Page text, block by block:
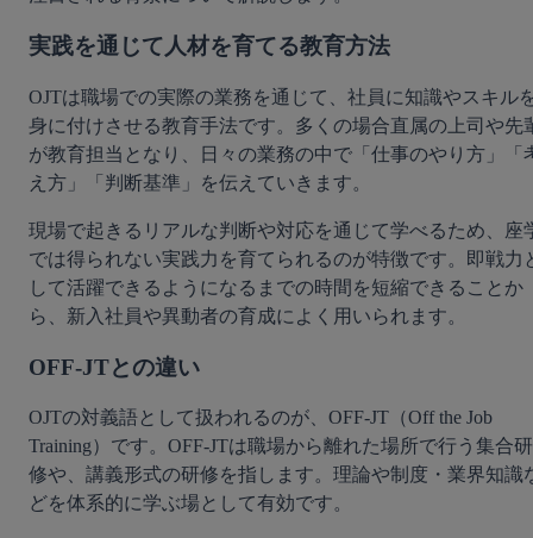
実践を通じて人材を育てる教育方法
OJTは職場での実際の業務を通じて、社員に知識やスキル
身に付けさせる教育手法です。多くの場合直属の上司や先
が教育担当となり、日々の業務の中で「仕事のやり方」「
え方」「判断基準」を伝えていきます。
現場で起きるリアルな判断や対応を通じて学べるため、座
では得られない実践力を育てられるのが特徴です。即戦力
して活躍できるようになるまでの時間を短縮できることか
ら、新入社員や異動者の育成によく用いられます。
OFF-JTとの違い
OJTの対義語として扱われるのが、OFF-JT（Off the Job
Training）です。OFF-JTは職場から離れた場所で行う集合研
修や、講義形式の研修を指します。理論や制度・業界知識
どを体系的に学ぶ場として有効です。